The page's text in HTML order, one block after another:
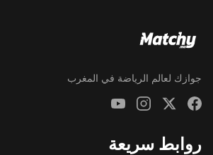
جوازك لعالم الرياضة في المغرب
روابط سريعة